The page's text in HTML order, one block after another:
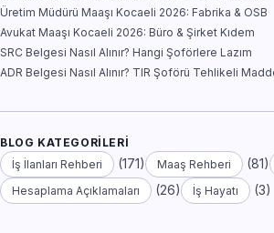
Üretim Müdürü Maaşı Kocaeli 2026: Fabrika & OSB
Avukat Maaşı Kocaeli 2026: Büro & Şirket Kıdem
SRC Belgesi Nasıl Alınır? Hangi Şoförlere Lazım
ADR Belgesi Nasıl Alınır? TIR Şoförü Tehlikeli
BLOG KATEGORILERI
İş İlanları Rehberi
(171) Maaş Rehberi (81)
Hesaplama Açıklamaları (26) İş Hayatı (3)